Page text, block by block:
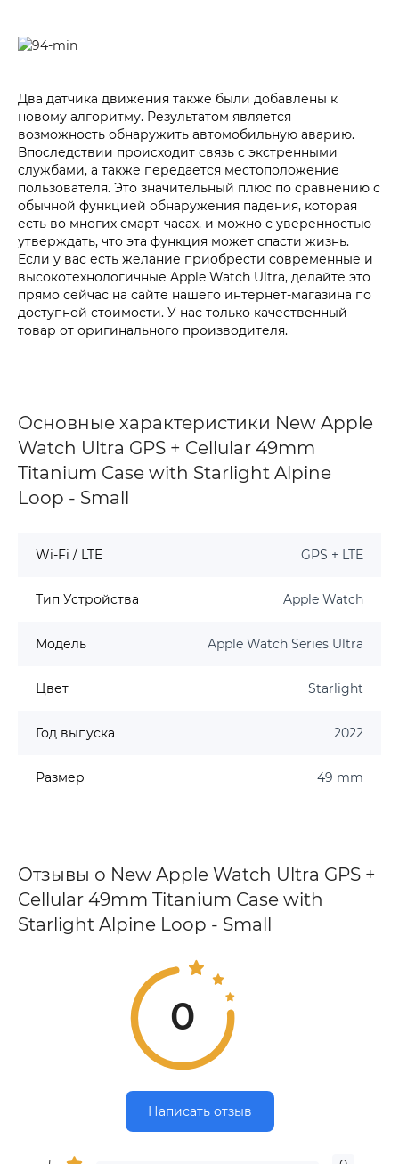
Два датчика движения также были добавлены к
новому алгоритму. Результатом является
возможность обнаружить автомобильную аварию.
Впоследствии происходит связь с экстренными
службами, а также передается местоположение
пользователя. Это значительный плюс по сравнению с
обычной функцией обнаружения падения, которая
есть во многих смарт-часах, и можно с уверенностью
утверждать, что эта функция может спасти жизнь.
Если у вас есть желание приобрести современные и
высокотехнологичные Apple Watch Ultra, делайте это
прямо сейчас на сайте нашего интернет-магазина по
доступной стоимости. У нас только качественный
товар от оригинального производителя.
Основные характеристики New Apple
Watch Ultra GPS + Cellular 49mm
Titanium Case with Starlight Alpine
Loop - Small
Wi-Fi / LTE GPS + LTE
Тип Устройства Apple Watch
Модель Apple Watch Series Ultra
Цвет Starlight
Год выпуска 2022
Размер 49 mm
Отзывы о New Apple Watch Ultra GPS +
Cellular 49mm Titanium Case with
Starlight Alpine Loop - Small
0
Написать отзыв